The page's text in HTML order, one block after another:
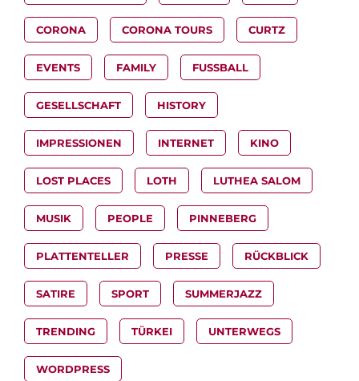
CORONA CORONA TOURS CURTZ
EVENTS FAMILY FUSSBALL
GESELLSCHAFT HISTORY
IMPRESSIONEN INTERNET KINO
LOST PLACES LOTH LUTHEA SALOM
MUSIK PEOPLE PINNEBERG
PLATTENTELLER PRESSE RÜCKBLICK
SATIRE SPORT SUMMERJAZZ
TRENDING TÜRKEI UNTERWEGS
WORDPRESS